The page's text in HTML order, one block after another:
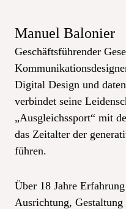
Manuel Balonier
Geschäftsführender
Digital Design und
verbindet seine
„Ausgleichssport“ mit
das Zeitalter der
führen.
Über 18 Jahre
Ausrichtung, Gestaltung